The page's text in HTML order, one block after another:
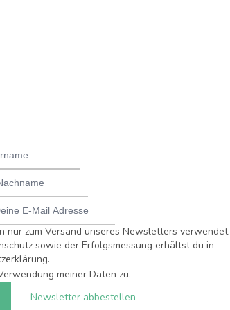
nur zum Versand unseres Newsletters verwendet.
sowie der Erfolgsmessung erhältst du in
meiner Daten zu.
Newsletter abbestellen